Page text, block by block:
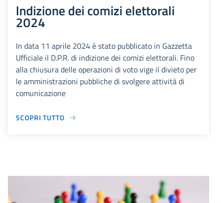
Indizione dei comizi elettorali
2024
In data 11 aprile 2024 è stato pubblicato in Gazzetta
Ufficiale il D.P.R. di indizione dei comizi elettorali. Fino
alla chiusura delle operazioni di voto vige il divieto per
le amministrazioni pubbliche di svolgere attività di
comunicazione
SCOPRI TUTTO